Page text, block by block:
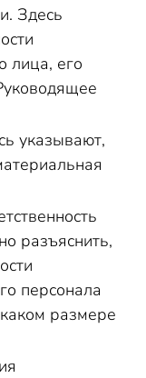
Здесь
лица, его
указывают,
разъяснить,
персонала
размере